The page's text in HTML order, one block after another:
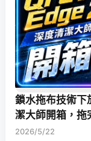
鎖水拖布技術
潔大師開箱，拖
2026/5/22